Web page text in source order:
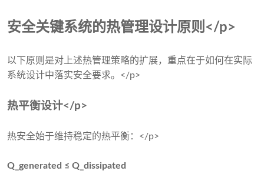
安全关键系统的热管理设计原则</p>
以下原则是对上述热管理策略的扩展，重点在于如何在实际
系​​统设计中落实安全要求。</p>
热平衡设计</p>
热安全始于维持稳定的热平衡：</p>
Q_generated ≤ Q_dissipated